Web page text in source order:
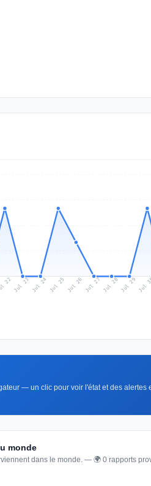
22Jul 23 Jul 24 Jul 25 Jul 26 Jul 27 Jul 28Jul 29 Jul
— un clic pour voir l'état et des alertes
monde
dans le monde. — 🌍 0 rapports